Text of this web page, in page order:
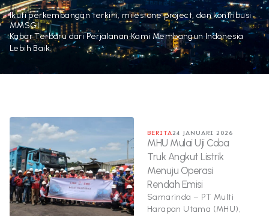
Ikuti perkembangan terkini, milestone project, dan kontribusi
MMSGI
Kabar Terbaru dari Perjalanan Kami Membangun Indonesia
Lebih Baik.
BERITA24 JANUARI 2026
MHU Mulai Uji Coba
Truk Angkut Listrik
Menuju Operasi
Rendah Emisi
Samarinda – PT Multi
Harapan Utama (MHU),